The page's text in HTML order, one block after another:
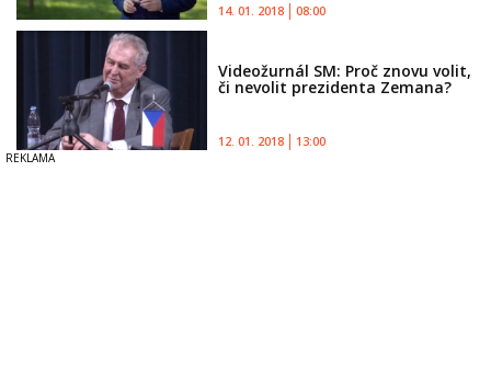
14. 01. 2018 08:00
Videožurnál SM: Proč znovu volit,
či nevolit prezidenta Zemana?
12. 01. 2018 13:00